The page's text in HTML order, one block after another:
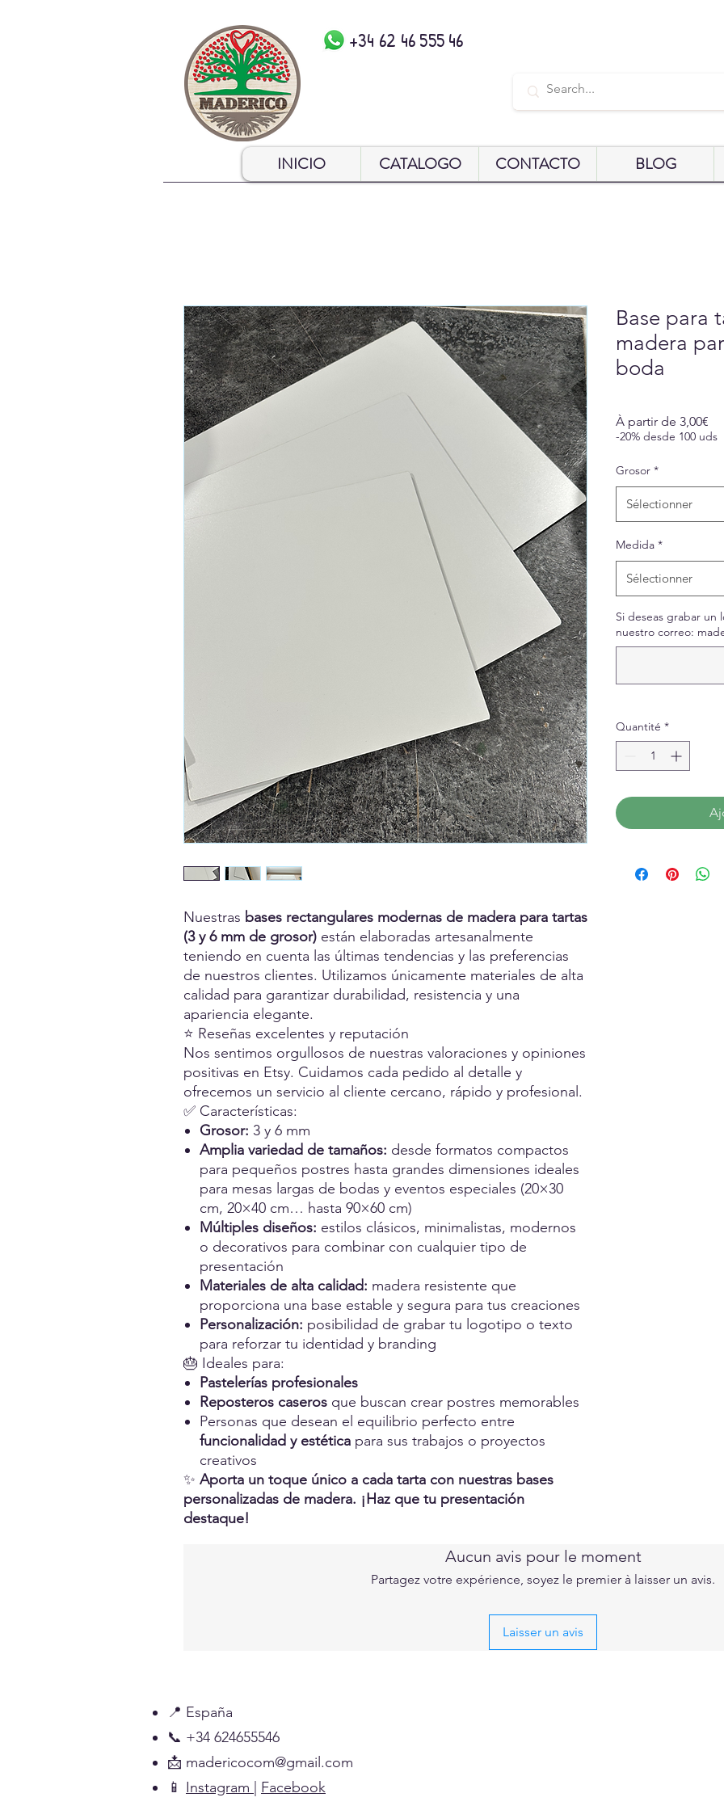
+34 62 46 555 46
INICIO CATALOGO CONTACTO BLOG
Nuestras bases rectangulares modernas de madera para tartas
(3 y 6 mm de grosor) están elaboradas artesanalmente
teniendo en cuenta las últimas tendencias y las preferencias
de nuestros clientes. Utilizamos únicamente materiales de alta
calidad para garantizar durabilidad, resistencia y una
apariencia elegante.
⭐ Reseñas excelentes y reputación
Nos sentimos orgullosos de nuestras valoraciones y opiniones
positivas en Etsy. Cuidamos cada pedido al detalle y
ofrecemos un servicio al cliente cercano, rápido y profesional.
✅ Características:
Grosor: 3 y 6 mm
Amplia variedad de tamaños: desde formatos compactos
para pequeños postres hasta grandes dimensiones ideales
para mesas largas de bodas y eventos especiales (20×30
cm, 20×40 cm… hasta 90×60 cm)
Múltiples diseños: estilos clásicos, minimalistas, modernos
o decorativos para combinar con cualquier tipo de
presentación
Materiales de alta calidad: madera resistente que
proporciona una base estable y segura para tus creaciones
Personalización: posibilidad de grabar tu logotipo o texto
para reforzar tu identidad y branding
🎂 Ideales para:
Pastelerías profesionales
Reposteros caseros que buscan crear postres memorables
Personas que desean el equilibrio perfecto entre
funcionalidad y estética para sus trabajos o proyectos
creativos
✨ Aporta un toque único a cada tarta con nuestras bases
personalizadas de madera. ¡Haz que tu presentación
destaque!
Base para
madera
boda
À partir de 3,00€
-20% desde 100 uds
Grosor *
Sélectionner
Medida *
Sélectionner
Si deseas grabar un
nuestro correo:
Quantité *
Aucun avis pour le moment
Partagez votre expérience, soyez le premier à laisser un avis.
Laisser un avis
📍 España
📞 +34 624655546
📩 madericocom@gmail.com
📱 Instagram Facebook